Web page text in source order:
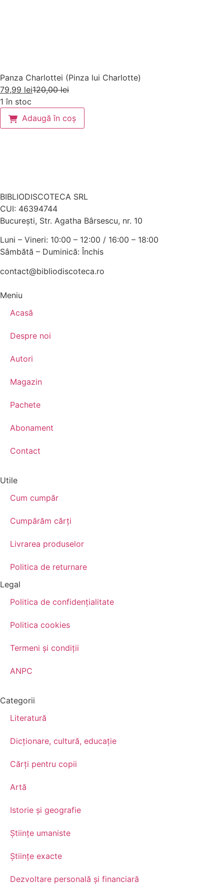
Panza Charlottei (Pinza lui Charlotte)
120,00lei
79,99 lei
1 în stoc
Adaugă în coș
BIBLIODISCOTECA SRL
CUI: 46394744
Bucureşti, Str. Agatha Bârsescu, nr. 10
Luni – Vineri: 10:00 – 12:00 / 16:00 – 18:00
Sâmbătă – Duminică: Închis
contact@bibliodiscoteca.ro
Meniu
Acasă
Despre noi
Autori
Magazin
Pachete
Abonament
Contact
Utile
Cum cumpăr
Cumpărăm cărţi
Livrarea produselor
Politica de returnare
Legal
Politica de confidenţialitate
Politica cookies
Termeni şi condiţii
ANPC
Categorii
Literatură
Dicționare, cultură, educație
Cărți pentru copii
Artă
Istorie și geografie
Științe umaniste
Științe exacte
Dezvoltare personală şi financiară